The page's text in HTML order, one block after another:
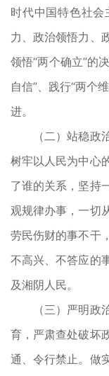
时代中国特色社
力、政治领悟力、
领悟“两个确立”的
自信”、践行“两个
进。
（二）站稳政治
树牢以人民为中心
了谁的关系，坚持
观规律办事，一切
劳民伤财的事不干
不高兴、不答应的
及湘阴人民。
（三）严明政治
育，严肃查处破坏
通、令行禁止。做